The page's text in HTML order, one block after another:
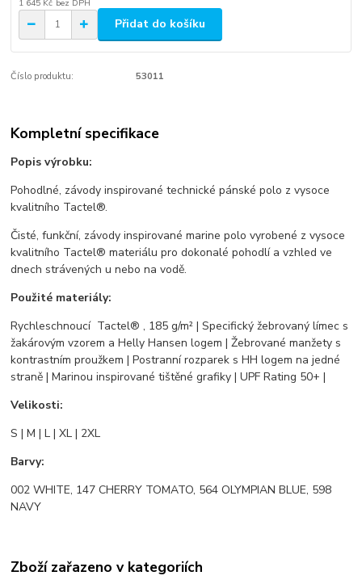
1 645 Kč bez DPH
Přidat do košíku
Číslo produktu: 53011
Kompletní specifikace
Popis výrobku:
Pohodlné, závody inspirované technické pánské polo z vysoce
kvalitního Tactel®.
Čisté, funkční, závody inspirované marine polo vyrobené z vysoce
kvalitního Tactel® materiálu pro dokonalé pohodlí a vzhled ve
dnech strávených u nebo na vodě.
Použité materiály:
Rychleschnoucí Tactel® , 185 g/m² | Specifický žebrovaný límec s
žakárovým vzorem a Helly Hansen logem | Žebrované manžety s
kontrastním proužkem | Postranní rozparek s HH logem na jedné
straně | Marinou inspirované tištěné grafiky | UPF Rating 50+ |
Velikosti:
S | M | L | XL | 2XL
Barvy:
002 WHITE, 147 CHERRY TOMATO, 564 OLYMPIAN BLUE, 598
NAVY
Zboží zařazeno v kategoriích